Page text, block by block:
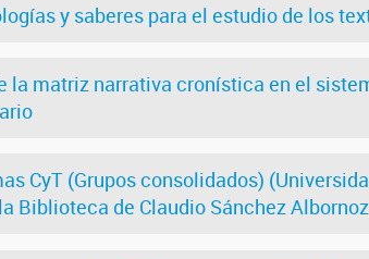
y saberes para el estudio de los
la matriz narrativa cronística en el
CyT (Grupos consolidados)
Biblioteca de Claudio Sánchez